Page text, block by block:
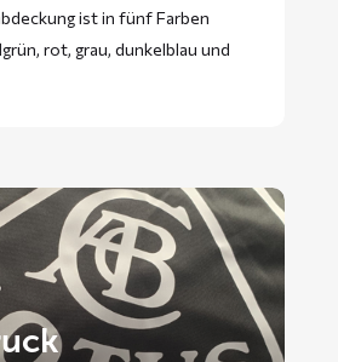
ist in fünf Farben
rot, grau, dunkelblau und